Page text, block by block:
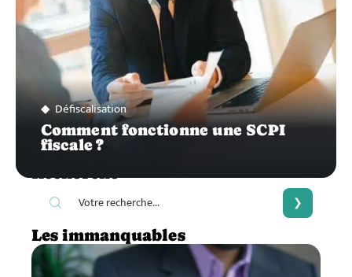
Défiscalisation
Comment fonctionne une SCPI
fiscale ?
Recherche
Les immanquables